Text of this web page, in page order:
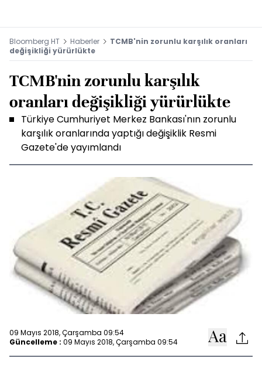
Bloomberg HT Haberler
TCMB'nin zorunlu karşılık oranları
değişikliği yürürlükte
TCMB'nin zorunlu karşılık
oranları değişikliği yürürlükte
Türkiye Cumhuriyet Merkez Bankası'nın zorunlu
karşılık oranlarında yaptığı değişiklik Resmi
Gazete'de yayımlandı
09 Mayıs 2018, Çarşamba 09:54
Güncelleme : 09 Mayıs 2018, Çarşamba 09:54